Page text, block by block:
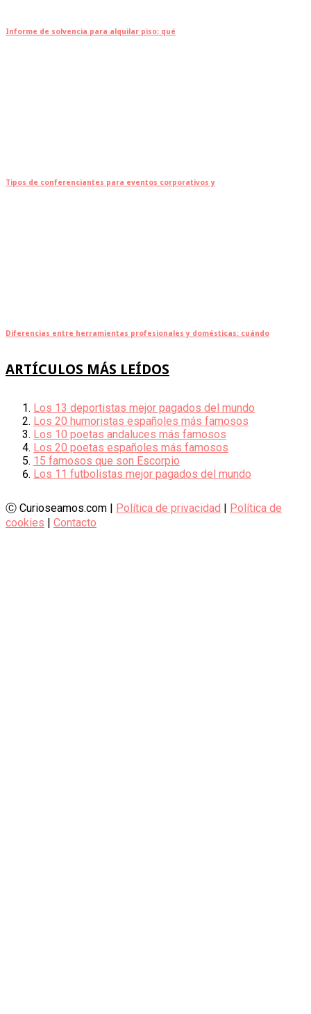
Informe de solvencia para alquilar piso: qué
Tipos de conferenciantes para eventos corporativos y
Diferencias entre herramientas profesionales y domésticas: cuándo
ARTÍCULOS MÁS LEÍDOS
Los 13 deportistas mejor pagados del mundo
Los 20 humoristas españoles más famosos
Los 10 poetas andaluces más famosos
Los 20 poetas españoles más famosos
15 famosos que son Escorpio
Los 11 futbolistas mejor pagados del mundo
Ⓒ Curioseamos.com | Política de privacidad | Política de
cookies | Contacto